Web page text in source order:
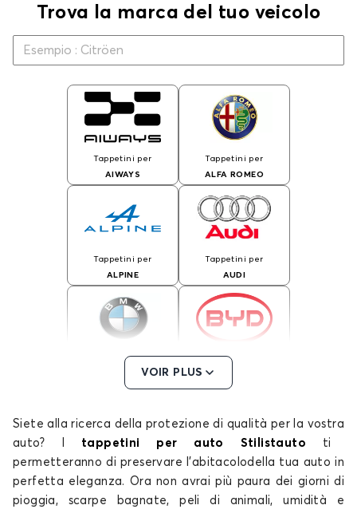
Trova la marca del tuo veicolo
Tappetini per
AIWAYS
Tappetini per
ALFA ROMEO
Tappetini per
ALPINE
Tappetini per
AUDI
Tappetini per
Tappetini per
Tappetini per
CHEVROLET
Tappetini per
CHRYSLER
VOIR PLUS
Siete alla ricerca della protezionedi qualità per la vostra
auto?
tappetini per auto Stilistauto ti
permetteranno di preservare l’abitacolodella tua auto in
perfetta eleganza. Ora non avrai più paura dei giorni di
pioggia, scarpe bagnate, peli di animali, umidità e